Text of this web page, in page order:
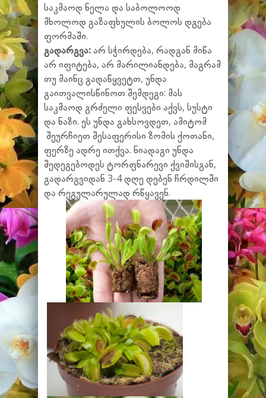
საკმაოდ ნელა და საბოლოოდ
მხოლოდ გაზაფხულის ბოლოს დგება
ფორმაში.
გადარგვა:არ სჭირდება, რადგან მიწა
არ იფიტება, არ მარილიანდება, მაგრამ
თუ მაინც გადაწყვეტთ, უნდა
გაითვალისწინოთ შემდეგი: მას
საკმაოდ გრძელი ფესვები აქვს, სუსტი
და ნაზი. ეს უნდა გახსოვდეთ, ამიტომ
შეურჩიეთ შესაფერისი ზომის ქოთანი,
ფერზე ადრე ითქვა. ნიადაგი უნდა
შედეგებოდეს ტორფნარევი ქვიშისგან,
გადარგვიდან 3-4 დღე დებენ ჩრდილში
და რეგულარულად რწყავენ.